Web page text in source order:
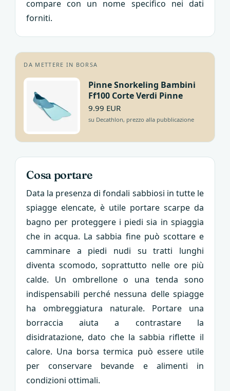
compare con un nome specifico nei dati
forniti.
DA METTERE IN BORSA
Pinne Snorkeling Bambini
Ff100 Corte Verdi Pinne
9.99 EUR
su Decathlon, prezzo alla pubblicazione
Cosa portare
Data la presenza di fondali sabbiosi in tutte le
spiagge elencate, è utile portare scarpe da
bagno per proteggere i piedi sia in spiaggia
che in acqua. La sabbia fine può scottare e
camminare a piedi nudi su tratti lunghi
diventa scomodo, soprattutto nelle ore più
calde. Un ombrellone o una tenda sono
indispensabili perché nessuna delle spiagge
ha ombreggiatura naturale. Portare una
borraccia aiuta a contrastare la
disidratazione, dato che la sabbia riflette il
calore. Una borsa termica può essere utile
per conservare bevande e alimenti in
condizioni ottimali.